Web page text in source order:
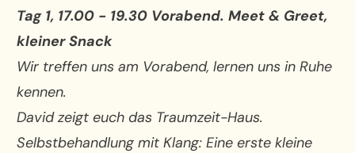
Tag 1, 17.00 - 19.30 Vorabend. Meet & Greet,
kleiner Snack
Wir treffen uns am Vorabend, lernen uns in Ruhe
kennen.
David zeigt euch das Traumzeit-Haus.
Selbstbehandlung mit Klang: Eine erste kleine